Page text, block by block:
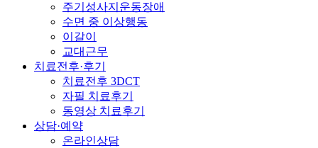
주기성사지운동장애
수면 중 이상행동
이갈이
교대근무
치료전후·후기
치료전후 3DCT
자필 치료후기
동영상 치료후기
상담·예약
온라인상담